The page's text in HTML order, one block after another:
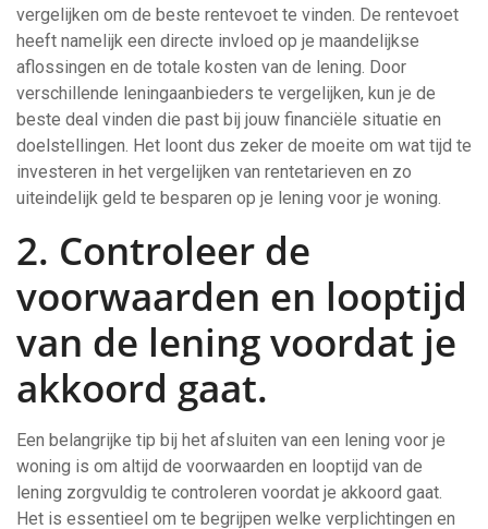
vergelijken om de beste rentevoet te vinden. De rentevoet
heeft namelijk een directe invloed op je maandelijkse
aflossingen en de totale kosten van de lening. Door
verschillende leningaanbieders te vergelijken, kun je de
beste deal vinden die past bij jouw financiële situatie en
doelstellingen. Het loont dus zeker de moeite om wat tijd te
investeren in het vergelijken van rentetarieven en zo
uiteindelijk geld te besparen op je lening voor je woning.
2. Controleer de
voorwaarden en looptijd
van de lening voordat je
akkoord gaat.
Een belangrijke tip bij het afsluiten van een lening voor je
woning is om altijd de voorwaarden en looptijd van de
lening zorgvuldig te controleren voordat je akkoord gaat.
Het is essentieel om te begrijpen welke verplichtingen en